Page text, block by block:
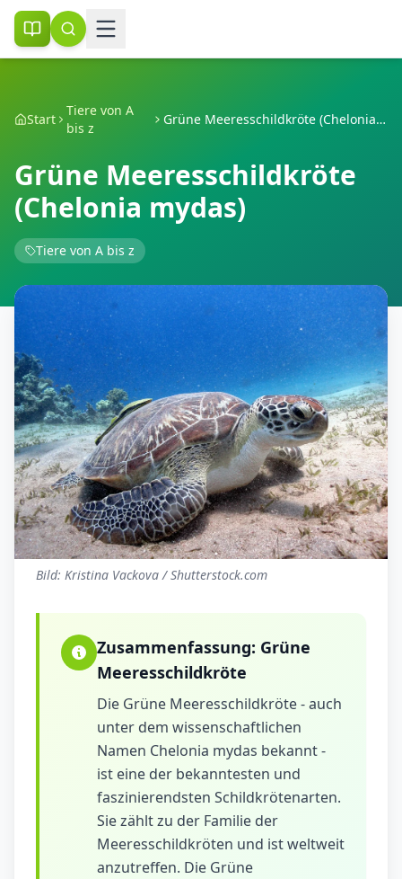
Start
Tiere von A
bis z
Grüne Meeresschildkröte (Chelonia mydas)
Grüne Meeresschildkröte
(Chelonia mydas)
Tiere von A bis z
Bild: Kristina Vackova / Shutterstock.com
Zusammenfassung: Grüne
Meeresschildkröte
Die Grüne Meeresschildkröte - auch
unter dem wissenschaftlichen
Namen Chelonia mydas bekannt -
ist eine der bekanntesten und
faszinierendsten Schildkrötenarten.
Sie zählt zu der Familie der
Meeresschildkröten und ist weltweit
anzutreffen. Die Grüne